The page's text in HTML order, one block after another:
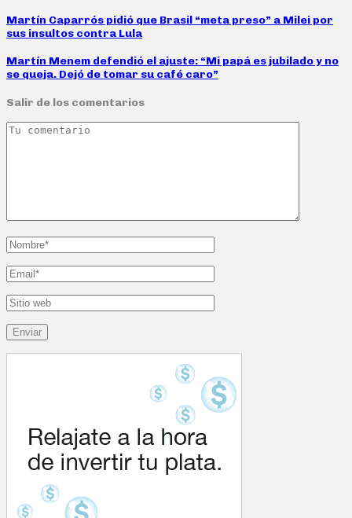
Martín Caparrós pidió que Brasil “meta preso” a Milei por
sus insultos contra Lula
Martín Menem defendió el ajuste: “Mi papá es jubilado y no
se queja. Dejó de tomar su café caro”
Salir de los comentarios